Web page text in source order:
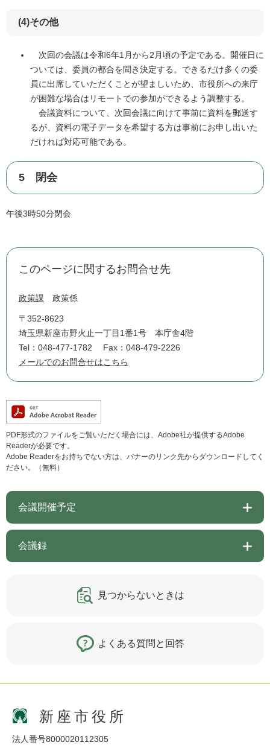
(4)その他
次回の会議は令和6年1月から2月頃の予定である。開催日に
ついては、委員の都合を聞き決定する。できるだけ多くの委
員に出席していただくことが望ましいため、市役所への来庁
が困難な場合はリモートでの参加ができるよう調整する。
会議資料について、次回会議に向けて事前に資料を郵送す
るが、資料の電子データを希望する方は事前にお申し出いた
だければ対応可能である。
5 閉会
午後3時50分閉会
このページに関するお問合せ先
政策課 政策係
〒352-8623
埼玉県新座市野火止一丁目1番1号 本庁舎4階
Tel：048-477-1782
Fax：048-479-2226
メールでのお問合せはこちら
PDF形式のファイルをご覧いただく場合には、Adobe社が提供するAdobe
Readerが必要です。
Adobe Readerをお持ちでない方は、バナーのリンク先からダウンロードしてく
ださい。（無料）
会議開催予定
会議録
見つからないときは
よくある質問と回答
新座市役所
法人番号8000020112305